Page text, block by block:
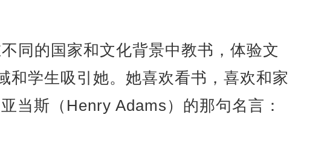
同的国家和文化背景中教书，体验文
和学生吸引她。她喜欢看书，喜欢和家
当斯（Henry Adams）的那句名言：